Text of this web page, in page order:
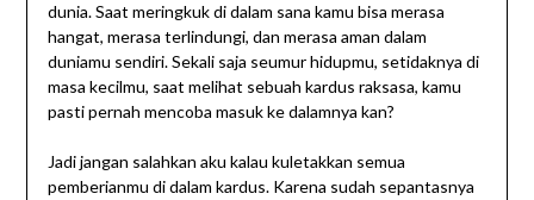
dunia. Saat meringkuk di dalam sana kamu bisa merasa
hangat, merasa terlindungi, dan merasa aman dalam
duniamu sendiri. Sekali saja seumur hidupmu, setidaknya di
masa kecilmu, saat melihat sebuah kardus raksasa, kamu
pasti pernah mencoba masuk ke dalamnya kan?
Jadi jangan salahkan aku kalau kuletakkan semua
pemberianmu di dalam kardus. Karena sudah sepantasnya